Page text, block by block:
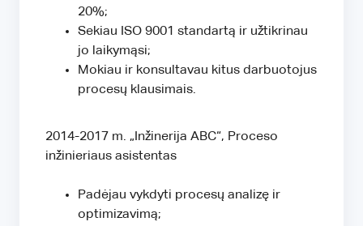
20%;
Sekiau ISO 9001 standartą ir užtikrinau
jo laikymąsi;
Mokiau ir konsultavau kitus darbuotojus
procesų klausimais.
2014-2017 m. „Inžinerija ABC“, Proceso
inžinieriaus asistentas
Padėjau vykdyti procesų analizę ir
optimizavimą;